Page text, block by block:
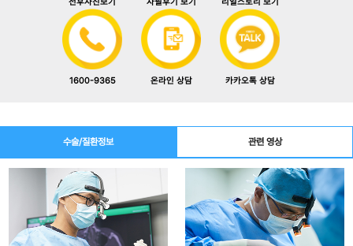
1600-9365 온라인 상담 카카오톡 상담
수술/질환정보 관련 영상